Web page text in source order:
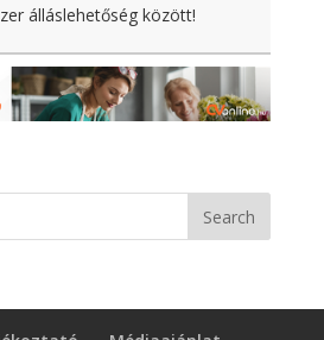
álláslehetőség között!